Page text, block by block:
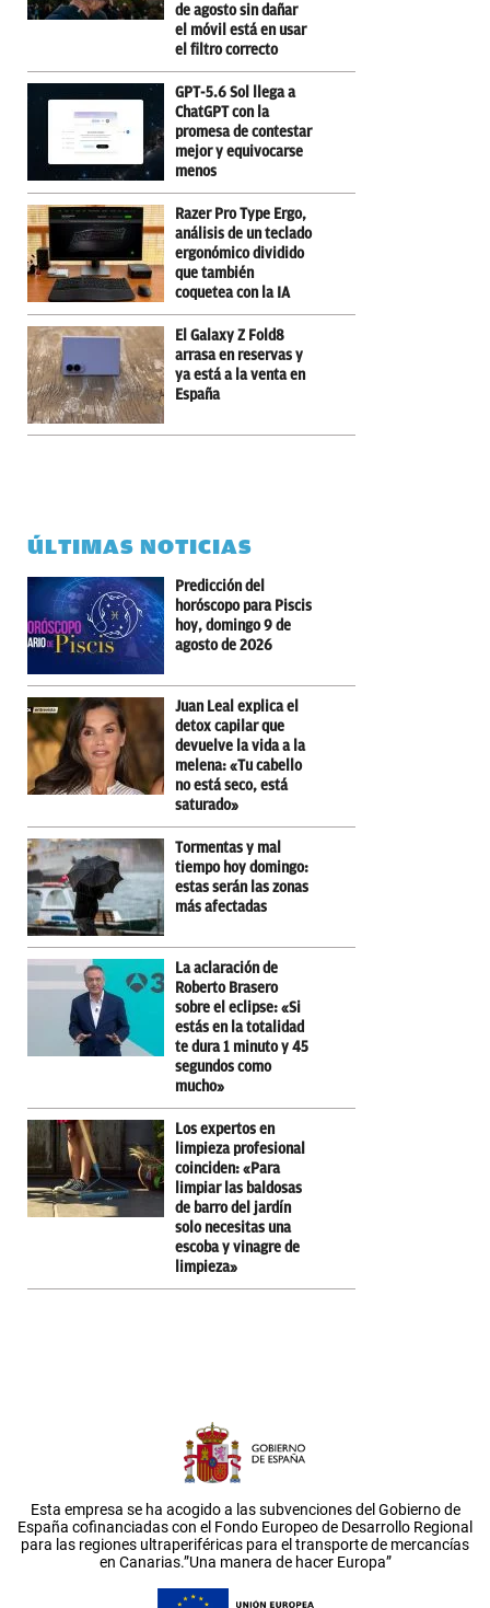
de agosto sin dañar
el móvil está en usar
el filtro correcto
GPT-5.6 Sol llega a
ChatGPT con la
promesa de contestar
mejor y equivocarse
menos
Razer Pro Type Ergo,
análisis de un teclado
ergonómico dividido
que también
coquetea con la IA
El Galaxy Z Fold8
arrasa en reservas y
ya está a la venta en
España
ÚLTIMAS NOTICIAS
Predicción del
horóscopo para Piscis
hoy, domingo 9 de
agosto de 2026
Juan Leal explica el
detox capilar que
devuelve la vida a la
melena: «Tu cabello
no está seco, está
saturado»
Tormentas y mal
tiempo hoy domingo:
estas serán las zonas
más afectadas
La aclaración de
Roberto Brasero
sobre el eclipse: «Si
estás en la totalidad
te dura 1 minuto y 45
segundos como
mucho»
Los expertos en
limpieza profesional
coinciden: «Para
limpiar las baldosas
de barro del jardín
solo necesitas una
escoba y vinagre de
limpieza»
Esta empresa se ha acogido a las subvenciones del Gobierno de
España cofinanciadas con el Fondo Europeo de Desarrollo Regional
para las regiones ultraperiféricas para el transporte de mercancías
en Canarias.”Una manera de hacer Europa”